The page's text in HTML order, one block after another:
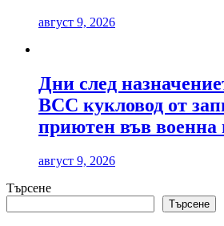
август 9, 2026
Дни след
ВСС кукловод от
приютен във военна
август 9, 2026
Търсене
Търсене